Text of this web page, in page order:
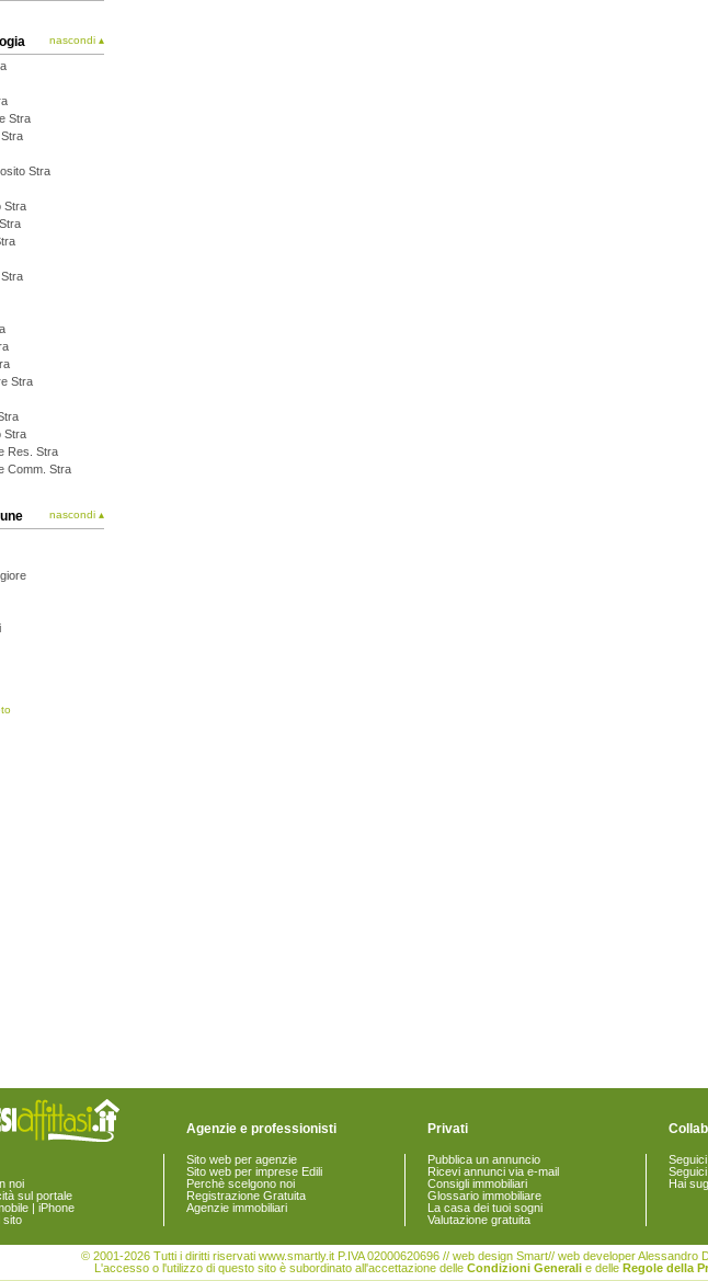
nascondi ▴
Stra
Stra
Stra
Stra
Stra
Res. Stra
Comm. Stra
nascondi ▴
noi
sul portale
| iPhone
sito
Agenzie e professionisti
Sito web per agenzie
Sito web per imprese Edili
Perchè scelgono noi
Registrazione Gratuita
Agenzie immobiliari
Privati
Pubblica un annuncio
Ricevi annunci via e-mail
Consigli immobiliari
Glossario immobiliare
La casa dei tuoi sogni
Valutazione gratuita
Hai
© 2001-2026 Tutti i diritti riservati www.smartly.it P.IVA 02000620696 // web design Smart// web developer Alessandro
L'accesso o l'utilizzo di questo sito è subordinato all'accettazione delle Condizioni Generali e delle Regole della